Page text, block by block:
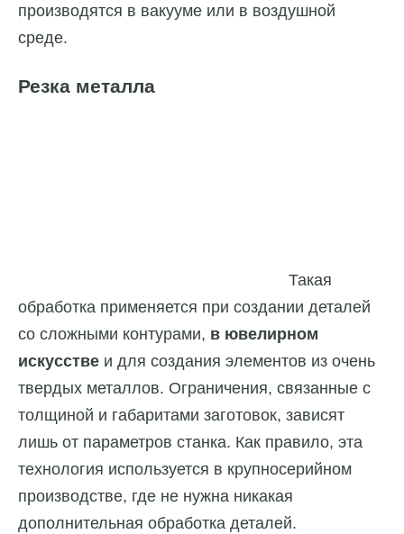
производятся в вакууме или в воздушной
среде.
Резка металла
Такая
обработка применяется при создании деталей
со сложными контурами, в ювелирном
искусстве и для создания элементов из очень
твердых металлов. Ограничения, связанные с
толщиной и габаритами заготовок, зависят
лишь от параметров станка. Как правило, эта
технология используется в крупносерийном
производстве, где не нужна никакая
дополнительная обработка деталей.